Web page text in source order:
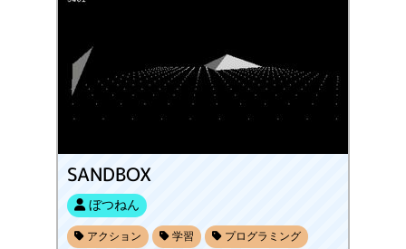
SANDBOX
ぼつねん
アクション 学習 プログラミング